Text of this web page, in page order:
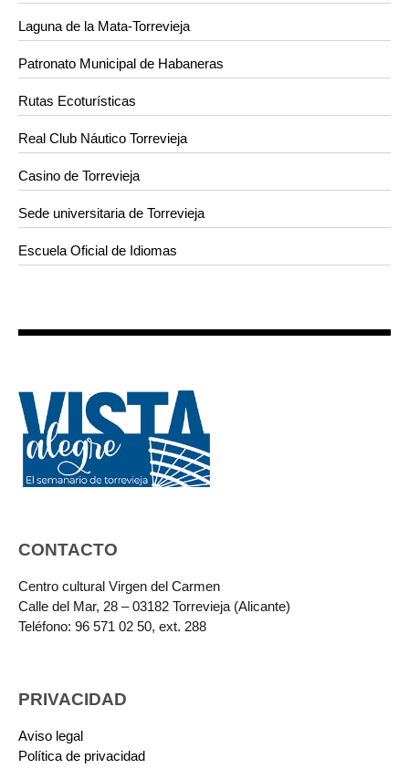
Laguna de la Mata-Torrevieja
Patronato Municipal de Habaneras
Rutas Ecoturísticas
Real Club Náutico Torrevieja
Casino de Torrevieja
Sede universitaria de Torrevieja
Escuela Oficial de Idiomas
CONTACTO
Centro cultural Virgen del Carmen
Calle del Mar, 28 – 03182 Torrevieja (Alicante)
Teléfono: 96 571 02 50, ext. 288
PRIVACIDAD
Aviso legal
Política de privacidad